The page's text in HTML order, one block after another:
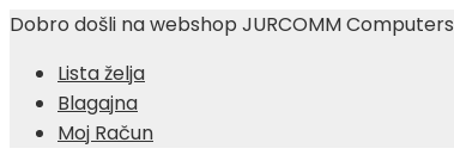
Dobro došli na webshop JURCOMM Computers
Lista želja
Blagajna
Moj Račun